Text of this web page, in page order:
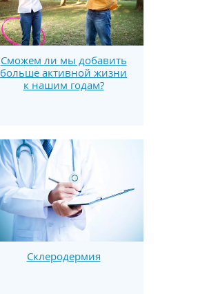
Сможем ли мы добавить
больше активной жизни
к нашим годам?
Склеродермия